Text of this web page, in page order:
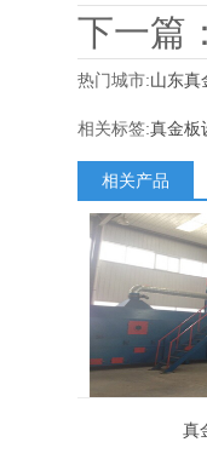
下一篇
热门城市:山东真
相关标签:真金板
相关产品
真